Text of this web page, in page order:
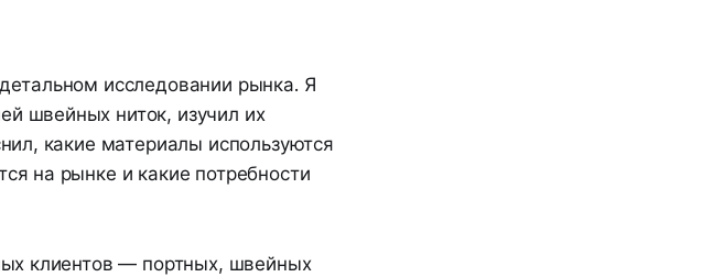
исследовании рынка. Я
швейных ниток, изучил их
какие материалы используются
на рынке и какие потребности
клиентов — портных, швейных